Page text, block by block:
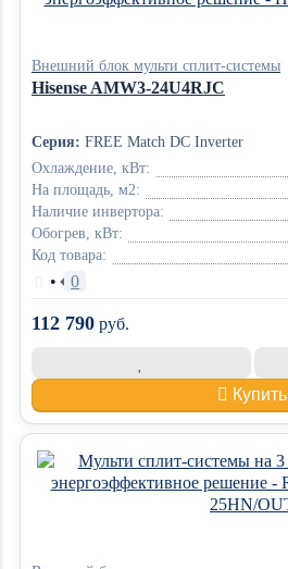
Внешний блок мульти сплит-системы
Hisense AMW3-24U4RJC
Серия: FREE Match DC Inverter
Охлаждение, кВт:
На площадь, м2:
Наличие инвертора:
Обогрев, кВт:
Код товара:
• 0
112 790 руб.
Купить